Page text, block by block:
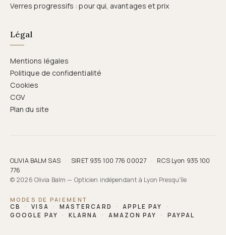
Verres progressifs : pour qui, avantages et prix
Légal
Mentions légales
Politique de confidentialité
Cookies
CGV
Plan du site
OLIVIA BALM SAS · SIRET 935 100 776 00027 ·
RCS Lyon 935 100
776
© 2026 Olivia Balm — Opticien indépendant à Lyon Presqu'île
MODES DE PAIEMENT
CB
· VISA · MASTERCARD · APPLE PAY
·
GOOGLE PAY
· KLARNA · AMAZON PAY · PAYPAL